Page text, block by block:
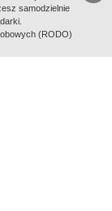
samodzielnie
(RODO)